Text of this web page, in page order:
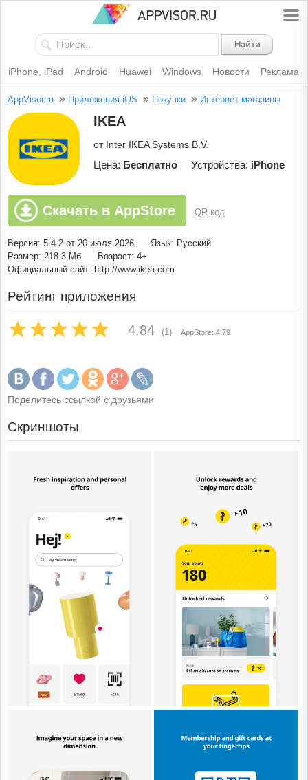
Найти
iPhone, iPad Android Huawei Windows Новости Реклама
AppVisor.ru » Приложения iOS » Покупки » Интернет-магазины
IKEA
от Inter IKEA Systems B.V.
Цена: Бесплатно Устройства: iPhone
Скачать в AppStore QR-код
Версия: 5.4.2 от 20 июля 2026
Язык: Русский
Размер: 218.3 Мб
Возраст: 4+
Официальный сайт: http://www.ikea.com
Рейтинг приложения
4.84 (1) AppStore: 4.79
Поделитесь ссылкой с друзьями
Скриншоты